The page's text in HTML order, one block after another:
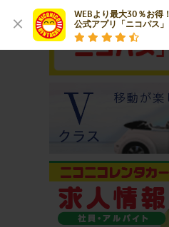
WEBより最大30％お得！
公式アプリ「ニコパス」